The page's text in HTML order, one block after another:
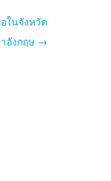
ในจังหวัด
อังกฤษ →